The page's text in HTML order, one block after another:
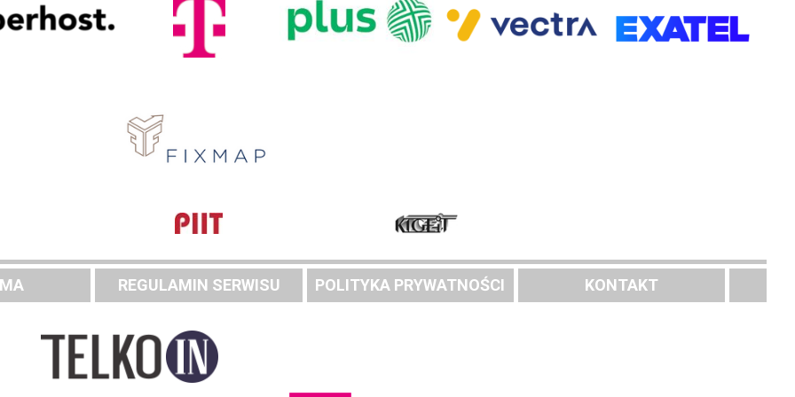
REGULAMIN SERWISU POLITYKA PRYWATNOŚCI KONTAKT